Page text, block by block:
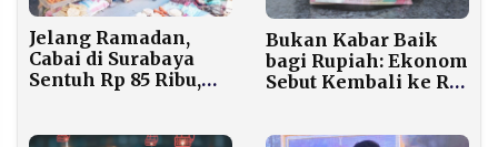
Jelang Ramadan,
Cabai di Surabaya
Sentuh Rp 85 Ribu,
Bukan Kabar Baik
bagi Rupiah: Ekonom
Sebut Kembali ke Rp